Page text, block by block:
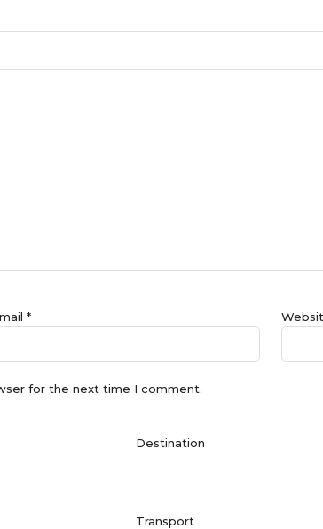
*
for the next time I comment.
Destination
Transport